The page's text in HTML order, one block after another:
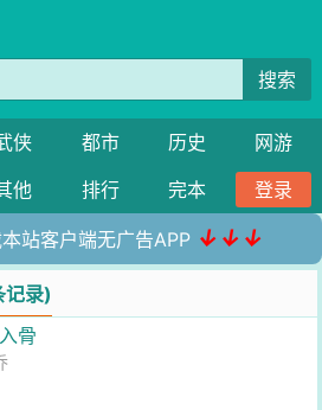
搜索
侠 都市 历史
网游
他 排行 完本 登录
站客户端无广告APP ↓↓↓
记录)
骨